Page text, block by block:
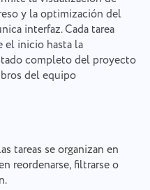
y la optimización del
interfaz. Cada tarea
el inicio hasta la
completo del proyecto
del equipo
tareas se organizan en
reordenarse, filtrarse o